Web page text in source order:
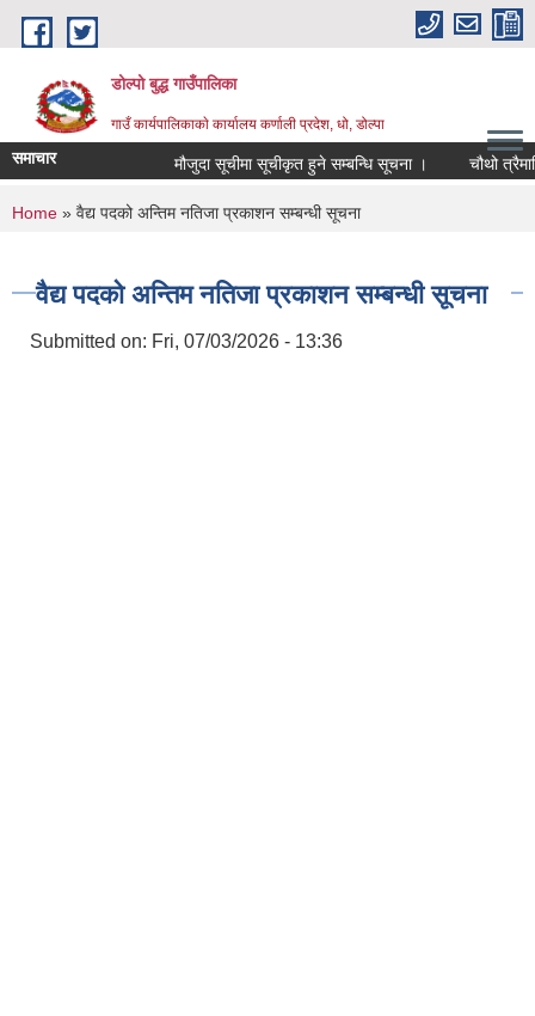
Skip to main content
डोल्पो बुद्ध गाउँपालिका
गाउँ कार्यपालिकाकाे कार्यालय कर्णाली प्रदेश, धो, डोल्पा
समाचार मौजुदा सूचीमा सूचीकृत हुने सम्बन्धि सूचना । चौथो
You are here
Home » वैद्य पदको अन्तिम नतिजा प्रकाशन सम्बन्धी सूचना
वैद्य पदको अन्तिम नतिजा प्रकाशन सम्बन्धी सूचना
Submitted on: Fri, 07/03/2026 - 13:36